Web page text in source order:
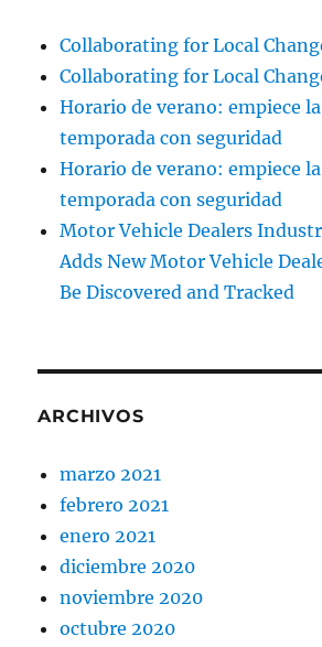
Collaborating for Local
Collaborating for Local
Horario de verano: empiece
temporada con seguridad
Horario de verano: empiece
temporada con seguridad
Motor Vehicle Dealers
Adds New Motor Vehicle
Be Discovered and Tracked
ARCHIVOS
marzo 2021
febrero 2021
enero 2021
diciembre 2020
noviembre 2020
octubre 2020